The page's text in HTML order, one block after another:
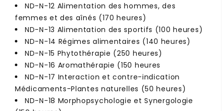
ND-N-12 Alimentation des hommes, des
femmes et des aînés (170 heures)
ND-N-13 Alimentation des sportifs (100 heures)
ND-N-14 Régimes alimentaires (140 heures)
ND-N-15 Phytothérapie (250 heures)
ND-N-16 Aromathérapie (150 heures
ND-N-17 Interaction et contre-indication
Médicaments-Plantes naturelles (50 heures)
ND-N-18 Morphopsychologie et Synergologie